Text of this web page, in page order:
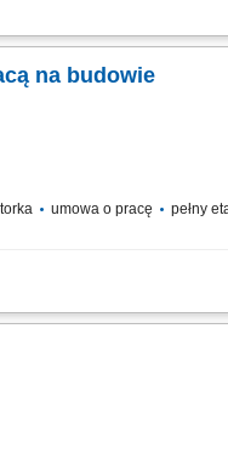
projektów
na budowie
umowa o pracę pełny
wyznaczonymi